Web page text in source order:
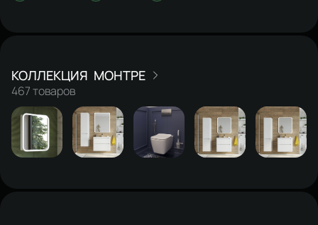
МОНТРЕ
467 товаров